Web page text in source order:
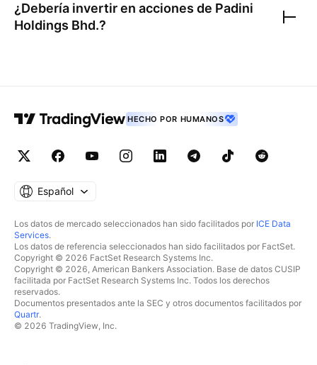
¿Debería invertir en acciones de Padini
Holdings Bhd.?
HECHO POR HUMANOS
Español
Los datos de mercado seleccionados han sido facilitados por ICE Data
Services.
Los datos de referencia seleccionados han sido facilitados por FactSet.
Copyright © 2026 FactSet Research Systems Inc.
Copyright © 2026, American Bankers Association. Base de datos CUSIP
facilitada por FactSet Research Systems Inc. Todos los derechos
reservados.
Documentos presentados ante la SEC y otros documentos facilitados por
Quartr.
© 2026 TradingView, Inc.